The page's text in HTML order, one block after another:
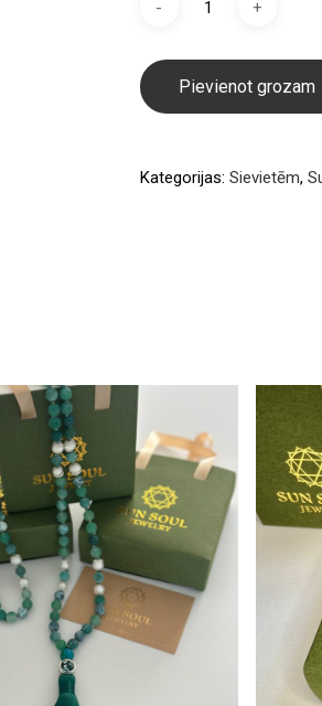
Pievienot grozam
Kategorijas: Sievietēm,